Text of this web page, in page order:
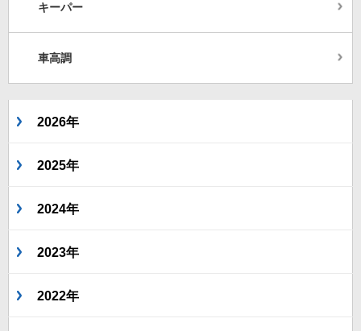
キーパー
車高調
2026年
2025年
2024年
2023年
2022年